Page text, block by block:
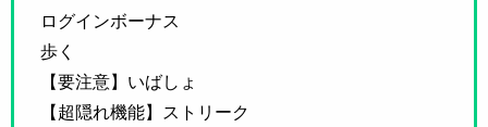
ログインボーナス
歩く
【要注意】いばしょ
【超隠れ機能】ストリーク